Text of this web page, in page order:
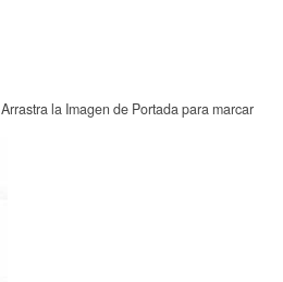
Arrastra la Imagen de Portada para marcar